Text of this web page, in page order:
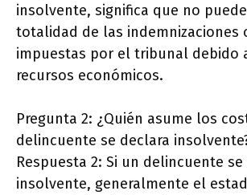
insolvente, significa que no
totalidad de las indemnizaciones
impuestas por el tribunal debido
recursos económicos.
Pregunta 2: ¿Quién asume los
delincuente se declara
Respuesta 2: Si un delincuente
insolvente, generalmente el